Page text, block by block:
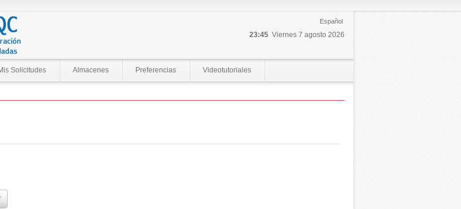
Español
23:45 Viernes 7 agosto 2026
Solicitudes Almacenes Preferencias Videotutoriales